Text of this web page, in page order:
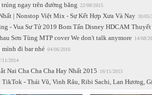
ngay trên đường băng 22/08/2015
| Nonstop Việt Mix - Sự Kết Hợp Xưa Và Nay 30/05/
- Vua Sư Tử 2019 Bom Tấn Disney HDCAM
Sơn Tùng MTP cover We don't talk anymore 14/08/
đi bar nhé 04/06/2016
11/2014
Nai Cha Cha Cha Hay Nhất 2015 16/11/2015
- Thái Vũ, Vinh Râu, Ribi Sachi, Lan Hương,